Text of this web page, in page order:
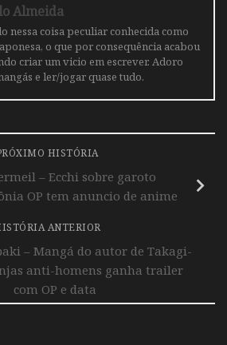
Almeida
nessa coisa peculiar conhecida como
o que por consequência acabou
criar um vicio em escrever. Adoro
e ler/jogar quase tudo.
HISTÓRIA
– Ecchi sobre garoto
OP tem anuncio de anime
ANTERIOR
– Mangá do autor de Takagi-
anti-homens ganha trailer
com OP e data